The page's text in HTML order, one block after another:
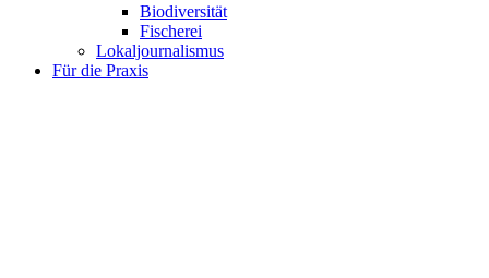
Biodiversität
Fischerei
Lokaljournalismus
Für die Praxis